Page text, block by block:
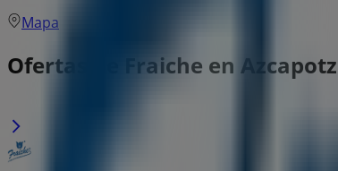
Mapa
Ofertas de Fraiche en